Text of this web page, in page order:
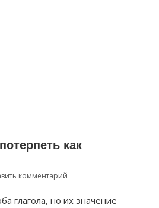
как
комментарий
глагола, но их значение